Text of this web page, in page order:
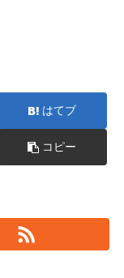
はてブ
コピー